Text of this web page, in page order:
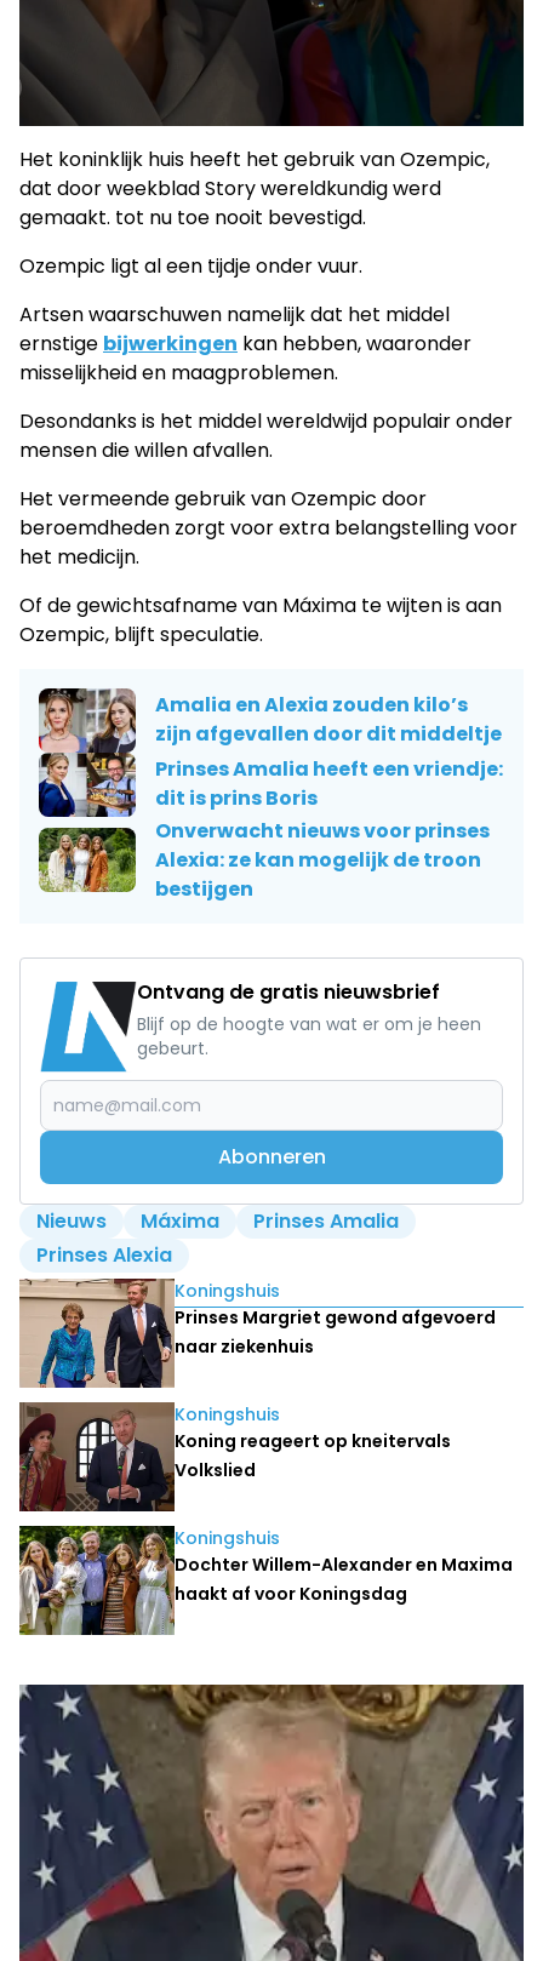
Het koninklijk huis heeft het gebruik van Ozempic,
dat door weekblad Story wereldkundig werd
gemaakt. tot nu toe nooit bevestigd.
Ozempic ligt al een tijdje onder vuur.
Artsen waarschuwen namelijk dat het middel
ernstige bijwerkingen kan hebben, waaronder
misselijkheid en maagproblemen.
Desondanks is het middel wereldwijd populair onder
mensen die willen afvallen.
Het vermeende gebruik van Ozempic door
beroemdheden zorgt voor extra belangstelling voor
het medicijn.
Of de gewichtsafname van Máxima te wijten is aan
Ozempic, blijft speculatie.
Amalia en Alexia zouden kilo’s
zijn afgevallen door dit middeltje
Prinses Amalia heeft een vriendje:
dit is prins Boris
Onverwacht nieuws voor prinses
Alexia: ze kan mogelijk de troon
bestijgen
Ontvang de gratis nieuwsbrief
Blijf op de hoogte van wat er om je heen
gebeurt.
Abonneren
Nieuws Máxima
Prinses Amalia
Prinses Alexia
Lees ook
Koningshuis
Prinses Margriet gewond afgevoerd
naar ziekenhuis
Koningshuis
Koning reageert op kneitervals
Volkslied
Koningshuis
Dochter Willem-Alexander en Maxima
haakt af voor Koningsdag
Laatste nieuws